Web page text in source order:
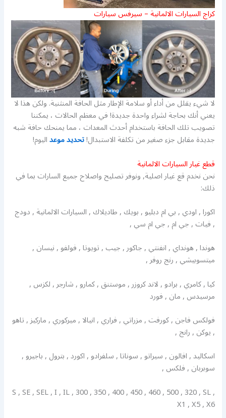
كراج السيارات الالمانية – سيرفس سيارات
لا شيء يقلل من أداء أو سلامة الإطار مثل الحافة المنثنية. ولكن هذا لا
يعني أنك بحاجة لشراء واحدة جديدة! في معظم الحالات ، يمكننا
تصويب تلك الحافة باستخدام أحدث المعدات ، مما يمنحك حافة شبه
جديدة مقابل جزء صغير من تكلفة الاستبدال!تحديد موعداليوم!
قطع غيار السيارات الالمانية
نحن نخدم قع غيار اصلية, ونوفر تصليح واصلاح جميع السارات بما في
ذلك:
اكورا , اودي , بي ام دبليو , بويك , طاديلاك , السيارات الالمانية , دودج
, فيات , جي ام , جي ام سي ,
هوندا , هونداي , انفنتي , جاكور , جيب , تويوتا , فولفو , نيسان ,
ميتسوبيشي , رنج روفر ,
كيا , كامري , برادو , لاند كروزر , موستنق , كمارو , شارجر , لكزس ,
مرسيدس , مان , فورد
فولكس فاجن , كورفت , مزراتي , فراري , انيالا , ميركوري , ماركيز , تاهو
, يوكن , رانج ,
اسكاليد , افالون , سيراتو , سوناتا , سلفرادو , اكورد , بترول , باجيرو ,
سوبربان , فلكس ,
S , SE , SEL , I , IL , 300 , 350 , 400 , 450 , 460 , 500 , 320 , SL ,
X1 , X5 , X6